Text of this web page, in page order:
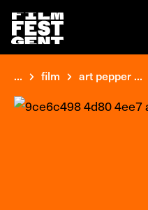
... film art pepper ...